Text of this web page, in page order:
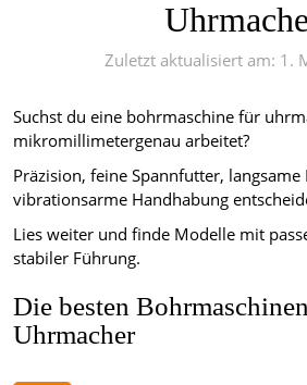
Zuletzt aktualisiert am: 1.
Suchst du eine bohrmaschine für
mikromillimetergenau arbeitet?
Präzision, feine Spannfutter,
vibrationsarme Handhabung
Lies weiter und finde Modelle mit
stabiler Führung.
Die besten
Uhrmacher